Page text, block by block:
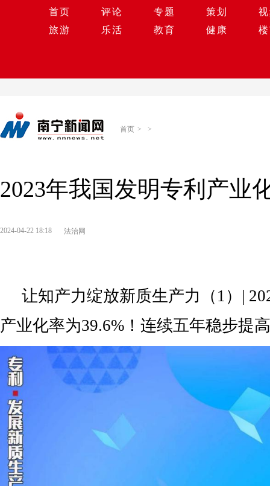
首页 评论 专题 策划
旅游
乐活 教育 健康
首页 > >
2023年我国发明专利产业
2024-04-22 18:18 法治网
让知产力绽放新质生产力（1）|
产业化率为39.6%！连续五年稳步提高